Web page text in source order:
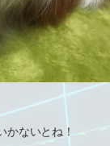
かないとね！